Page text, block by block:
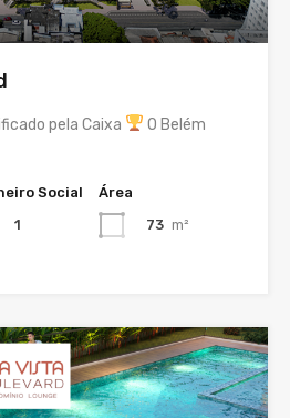
pela Caixa
O Belém
Social
1
Área
73 m²